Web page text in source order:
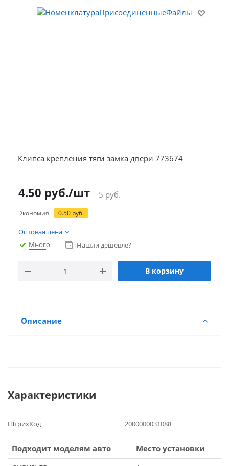
Клипса крепления тяги замка двери 773674
4.50 руб./шт 5руб.
Экономия 0.50 руб.
Оптовая цена
Много
Нашли дешевле?
В корзину
Описание
Характеристики
ШтрихКод 2000000031088
Подходит моделям авто
Место установки